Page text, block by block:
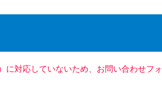
に対応していないため、お問い合わせフォ